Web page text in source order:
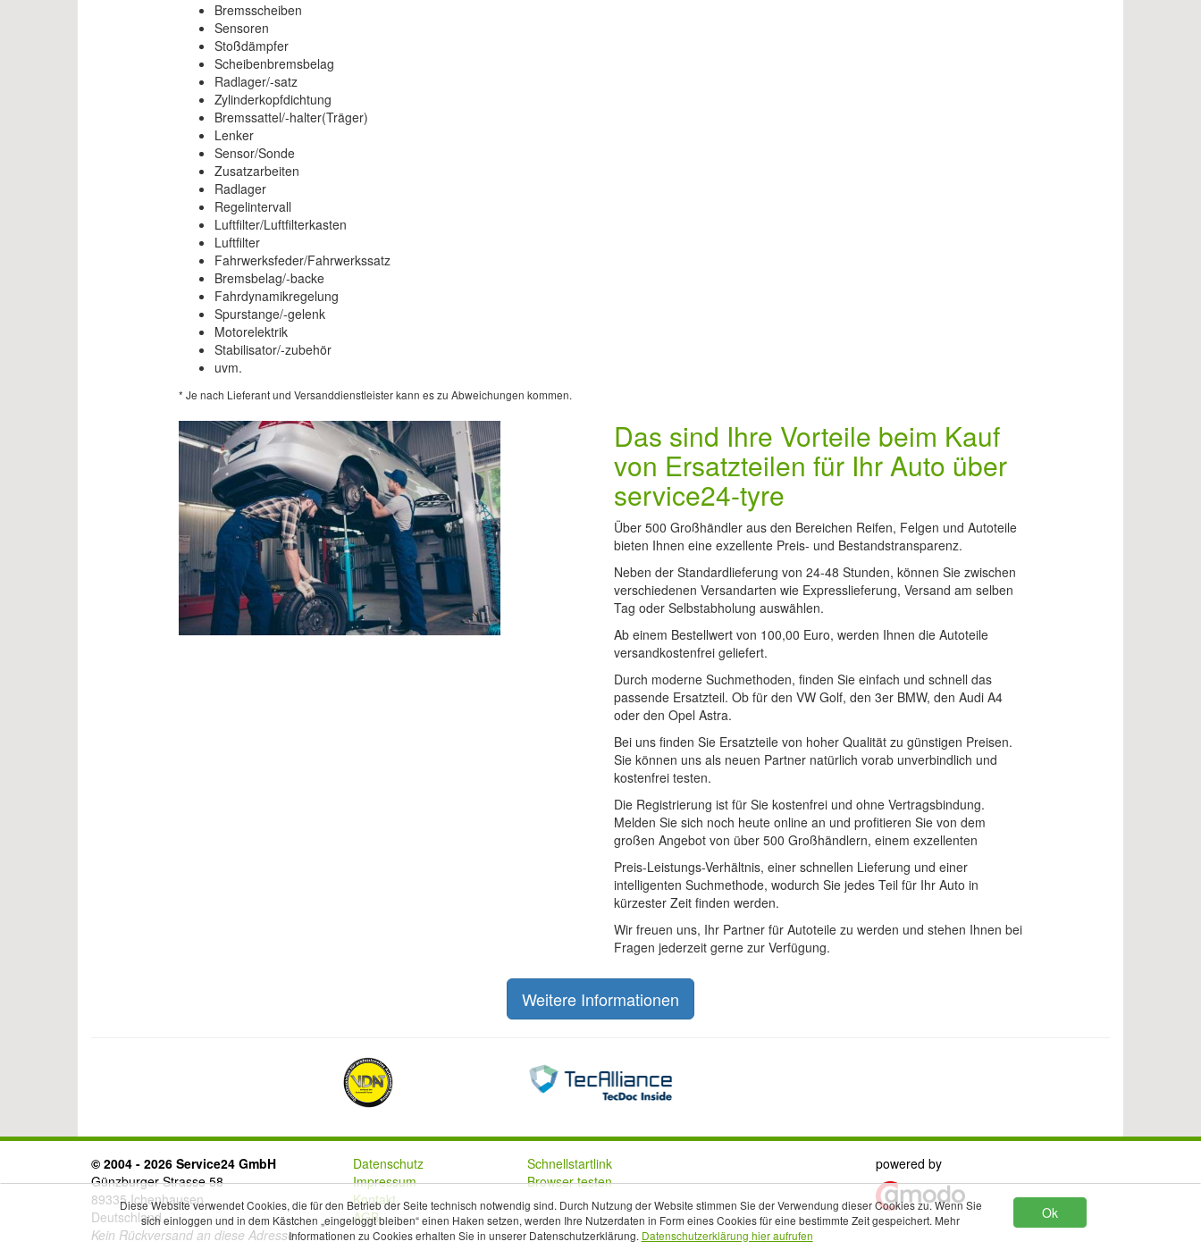
Bremsscheiben
Sensoren
Stoßdämpfer
Scheibenbremsbelag
Radlager/-satz
Zylinderkopfdichtung
Bremssattel/-halter(Träger)
Lenker
Sensor/Sonde
Zusatzarbeiten
Radlager
Regelintervall
Luftfilter/Luftfilterkasten
Luftfilter
Fahrwerksfeder/Fahrwerkssatz
Bremsbelag/-backe
Fahrdynamikregelung
Spurstange/-gelenk
Motorelektrik
Stabilisator/-zubehör
uvm.
* Je nach Lieferant und Versanddienstleister kann es zu Abweichungen kommen.
Das sind Ihre Vorteile beim Kauf
von Ersatzteilen für Ihr Auto über
service24-tyre
Über 500 Großhändler aus den Bereichen Reifen, Felgen und Autoteile
bieten Ihnen eine exzellente Preis- und Bestandstransparenz.
Neben der Standardlieferung von 24-48 Stunden, können Sie zwischen
verschiedenen Versandarten wie Expresslieferung, Versand am selben
Tag oder Selbstabholung auswählen.
Ab einem Bestellwert von 100,00 Euro, werden Ihnen die Autoteile
versandkostenfrei geliefert.
Durch moderne Suchmethoden, finden Sie einfach und schnell das
passende Ersatzteil. Ob für den VW Golf, den 3er BMW, den Audi A4
oder den Opel Astra.
Bei uns finden Sie Ersatzteile von hoher Qualität zu günstigen Preisen.
Sie können uns als neuen Partner natürlich vorab unverbindlich und
kostenfrei testen.
Die Registrierung ist für Sie kostenfrei und ohne Vertragsbindung.
Melden Sie sich noch heute online an und profitieren Sie von dem
großen Angebot von über 500 Großhändlern, einem exzellenten
Preis-Leistungs-Verhältnis, einer schnellen Lieferung und einer
intelligenten Suchmethode, wodurch Sie jedes Teil für Ihr Auto in
kürzester Zeit finden werden.
Wir freuen uns, Ihr Partner für Autoteile zu werden und stehen Ihnen bei
Fragen jederzeit gerne zur Verfügung.
Weitere Informationen
© 2004 - 2026 Service24 GmbH
Günzburger Strasse 58
89335 Ichenhausen
Deutschland
Kein Rückversand an diese Adresse
Datenschutz
Impressum
Kontakt
AGB
Schnellstartlink
Browser testen
powered by
Diese Website verwendet Cookies, die für den Betrieb der Seite technisch notwendig sind. Durch Nutzung der Website stimmen Sie der Verwendung dieser Cookies zu. Wenn Sie
sich einloggen und in dem Kästchen „eingeloggt bleiben“ einen Haken setzen, werden Ihre Nutzerdaten in Form eines Cookies für eine bestimmte Zeit gespeichert. Mehr
Informationen zu Cookies erhalten Sie in unserer Datenschutzerklärung. Datenschutzerklärung hier aufrufen
Ok